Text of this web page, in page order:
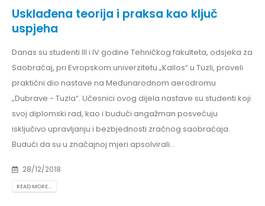
Usklađena teorija i praksa kao ključ
uspjeha
Danas su studenti III i IV godine Tehničkog fakulteta, odsjeka za
Saobraćaj, pri Evropskom univerzitetu „Kallos“ u Tuzli, proveli
praktični dio nastave na Međunarodnom aerodromu
„Dubrave - Tuzla“. Učesnici ovog dijela nastave su studenti koji
svoj diplomski rad, kao i budući angažman posvećuju
isključivo upravljanju i bezbjednosti zračnog saobraćaja.
Budući da su u značajnoj mjeri apsolvirali...
28/12/2018
READ MORE...